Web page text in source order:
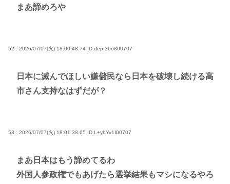
まあ諦めろや
52 : 2026/07/07(火) 18:00:48.74 ID:depf3bo800707
日本に滅んでほしい嫌儲民なら日本を破壊し続ける高
市さん支持なはずだが？
53 : 2026/07/07(火) 18:01:38.65 ID:L+ybYv1I00707
まあ日本はもう諦めてるわ
外国人参政権でもあげたら選挙結果もマシになるやろ